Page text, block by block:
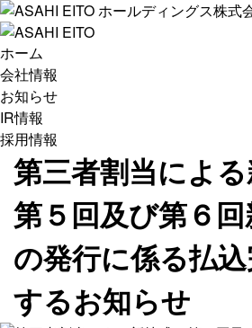
ホーム
会社情報
お知らせ
IR情報
採用情報
第三者割当による
第５回及び第６
の発行に係る払
するお知らせ